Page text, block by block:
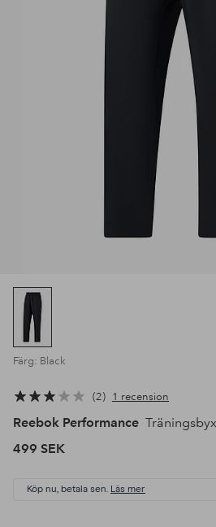
Färg: Black
2 1 recension
Reebok Performance
499 SEK
Köp nu, betala sen. Läs mer